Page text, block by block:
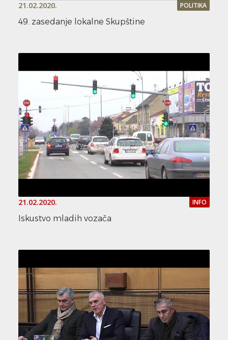
21.02.2020. POLITIKA
49. zasedanje lokalne Skupštine
21.02.2020. INFO
Iskustvo mladih vozača